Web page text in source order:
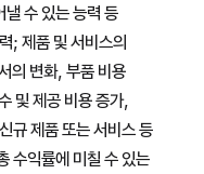
수 있는 능력 등
; 제품 및 서비스의
의 변화, 부품 비용
및 제공 비용 증가,
규 제품 또는 서비스 등
수익률에 미칠 수 있는